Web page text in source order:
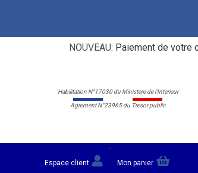
NOUVEAU:Paiement de votre
Habilitation N°17030 du Ministere de l'Interieur
Agrement N°23965 du Tresor public
Espace client
-
Mon panier